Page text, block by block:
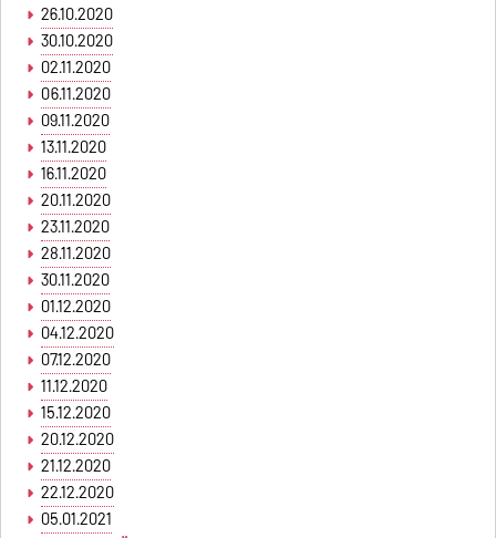
26.10.2020
30.10.2020
02.11.2020
06.11.2020
09.11.2020
13.11.2020
16.11.2020
20.11.2020
23.11.2020
28.11.2020
30.11.2020
01.12.2020
04.12.2020
07.12.2020
11.12.2020
15.12.2020
20.12.2020
21.12.2020
22.12.2020
05.01.2021